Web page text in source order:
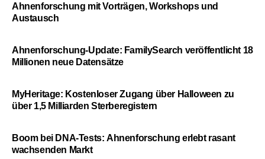
Ahnenforschung mit Vorträgen, Workshops und
Austausch
Ahnenforschung-Update: FamilySearch veröffentlicht 18
Millionen neue Datensätze
MyHeritage: Kostenloser Zugang über Halloween zu
über 1,5 Milliarden Sterberegistern
Boom bei DNA-Tests: Ahnenforschung erlebt rasant
wachsenden Markt